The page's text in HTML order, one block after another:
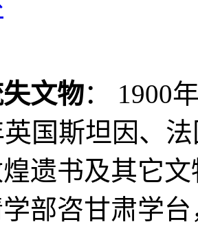
文物： 1900
英国斯坦因、
遗书及其它
部咨甘肃学